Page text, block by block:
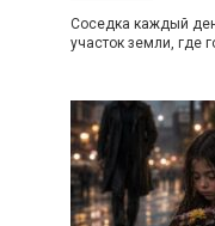
Соседка каждый
участок земли, где